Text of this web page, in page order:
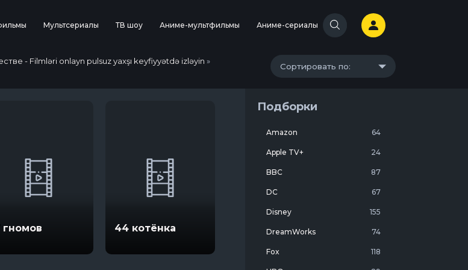
Мультсериалы ТВ шоу Аниме-мультфильмы Аниме-сериалы
- Filmləri onlayn pulsuz yaxşı keyfiyyətdə izləyin »
Сортировать по:
гномов 44 котёнка
Подборки
Amazon 64
Apple TV+ 24
BBC 87
DC 67
Disney 155
DreamWorks 74
Fox 118